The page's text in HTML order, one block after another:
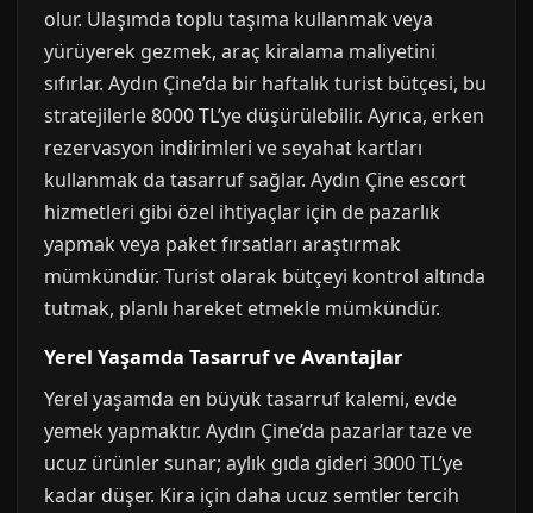
olur. Ulaşımda toplu taşıma kullanmak veya
yürüyerek gezmek, araç kiralama maliyetini
sıfırlar. Aydın Çine’da bir haftalık turist bütçesi, bu
stratejilerle 8000 TL’ye düşürülebilir. Ayrıca, erken
rezervasyon indirimleri ve seyahat kartları
kullanmak da tasarruf sağlar. Aydın Çine escort
hizmetleri gibi özel ihtiyaçlar için de pazarlık
yapmak veya paket fırsatları araştırmak
mümkündür. Turist olarak bütçeyi kontrol altında
tutmak, planlı hareket etmekle mümkündür.
Yerel Yaşamda Tasarruf ve Avantajlar
Yerel yaşamda en büyük tasarruf kalemi, evde
yemek yapmaktır. Aydın Çine’da pazarlar taze ve
ucuz ürünler sunar; aylık gıda gideri 3000 TL’ye
kadar düşer. Kira için daha ucuz semtler tercih